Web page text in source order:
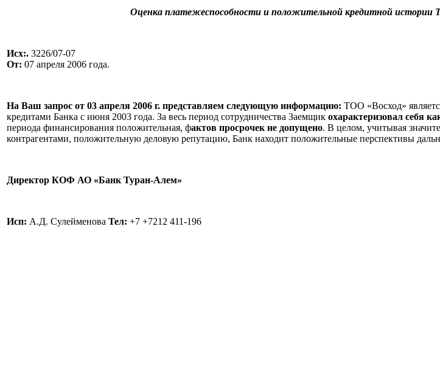
Оценка платежеспособности и положительной кредитной
Исх:. 3226/07-07
От: 07 апреля 2006 года.
На Ваш запрос от 03 апреля 2006 г. представляем следующую информацию: ТОО «Восход»
кредитами Банка с июня 2003 года. За весь период сотрудничества Заемщик охарактеризовал себя
периода финансирования положительная, фактов просрочек не допущено. В целом, учитывая
контрагентами, положительную деловую репутацию, Банк находит положительные перспективы
Директор КОФ АО «Банк Туран-Алем»
Исп: А.Д. Сулейменова Teл: +7 +7212 411-196